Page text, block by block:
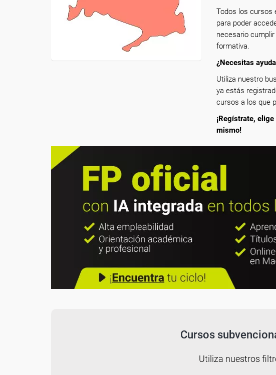
Todos los cursos
para poder
necesario
formativa.
¿Necesitas
Utiliza nuestro
ya estás
cursos a los que
¡Regístrate,
mismo!
Cursos
Utiliza nuestros